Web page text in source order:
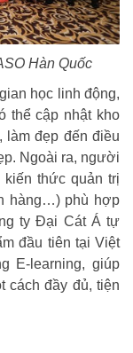
Hàn Quốc
học linh động,
thể cập nhật kho
làm đẹp đến điều
Ngoài ra, người
kiến thức quản trị
hàng…) phù hợp
ty Đại Cát Á tự
đầu tiên tại Việt
E-learning, giúp
cách đầy đủ, tiện